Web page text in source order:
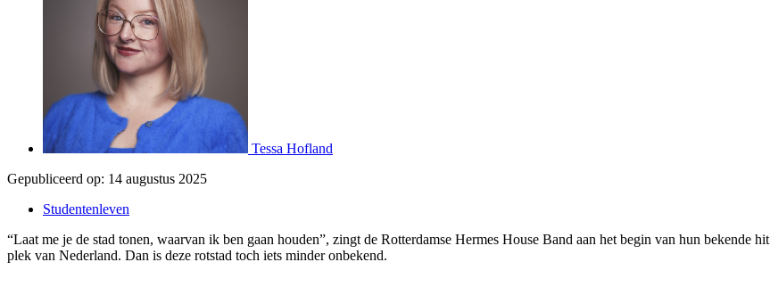
Tessa Hofland
Gepubliceerd op: 14 augustus 2025
Studentenleven
“Laat me je de stad tonen, waarvan ik ben gaan houden”, zingt de Rotterdamse Hermes House Band aan het begin van hun bekende hit
plek van Nederland. Dan is deze rotstad toch iets minder onbekend.